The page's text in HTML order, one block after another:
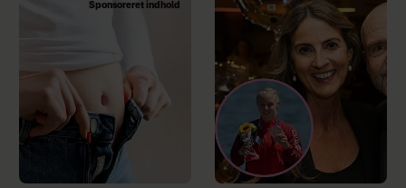
Sponsoreret indhold